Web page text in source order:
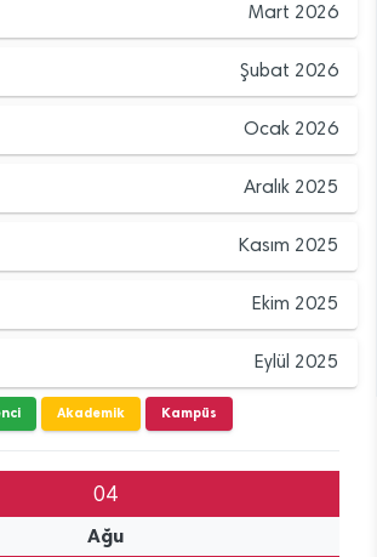
Mart 2026
Şubat 2026
Ocak 2026
Aralık 2025
Kasım 2025
Ekim 2025
Eylül 2025
Akademik Kampüs
04
Ağu